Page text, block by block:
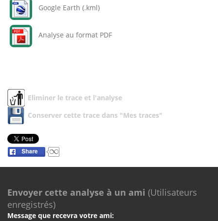
Google Earth (.kml)
Analyse au format PDF
Eliminer le trace et l'analyse
Conserver cette trace dans "Mes traces"
Envoyer cette analyse à un ami (Utilisateurs
enregistrés)
Message que recevra votre ami: